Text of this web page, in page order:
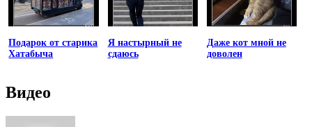
Подарок от старика
Хатабыча
Я настырный не
сдаюсь
Даже кот мной не
доволен
Видео